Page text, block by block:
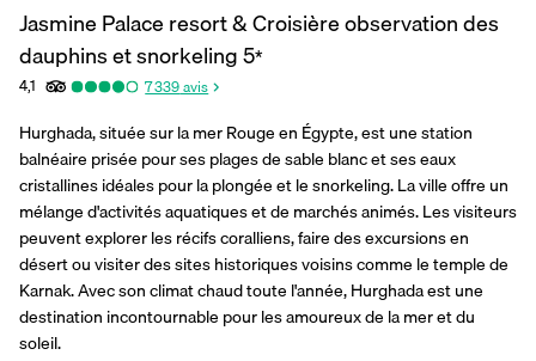
Jasmine Palace resort & Croisière observation des
dauphins et snorkeling5*
4,1 7 339avis
Hurghada, située sur la mer Rouge en Égypte, est une station
balnéaire prisée pour ses plages de sable blanc et ses eaux
cristallines idéales pour la plongée et le snorkeling. La ville offre un
mélange d'activités aquatiques et de marchés animés. Les visiteurs
peuvent explorer les récifs coralliens, faire des excursions en
désert ou visiter des sites historiques voisins comme le temple de
Karnak. Avec son climat chaud toute l'année, Hurghada est une
destination incontournable pour les amoureux de la mer et du
soleil.